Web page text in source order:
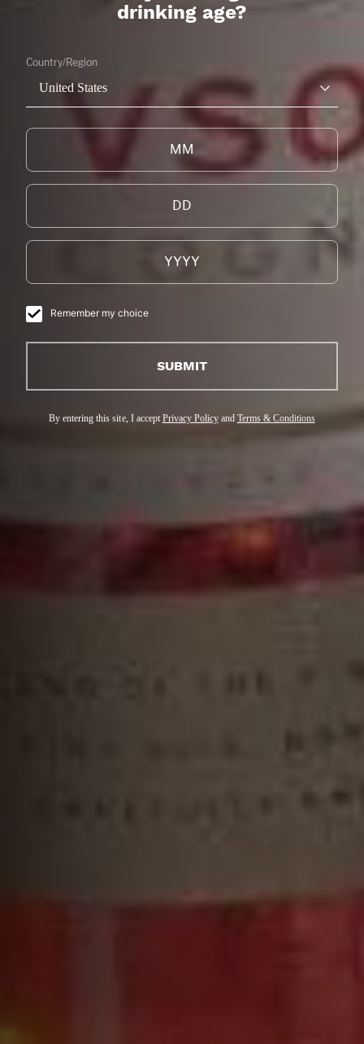
drinking age?
Country/Region
United States
Remember my choice
SUBMIT
By entering this site, I accept Privacy Policyand Terms & Conditions
BIENVENUE CHEZ
COURVOISIER
Nous vous invitons à explorer l’univers du cognac
Courvoisier, imprégné des arômes de Jarnac, de son
histoire et de ses habitants.
DÉCOUVREZ NOTRE COLLECTION